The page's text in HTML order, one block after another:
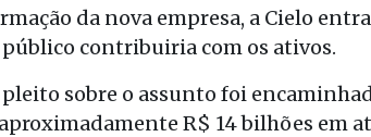
da nova empresa, a Cielo
público contribuiria com os ativos.
sobre o assunto foi
R$ 14 bilhões em